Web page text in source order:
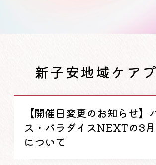
新子安地域ケア
【開催日変更のお知らせ】
ス・パラダイスNEXTの3
について